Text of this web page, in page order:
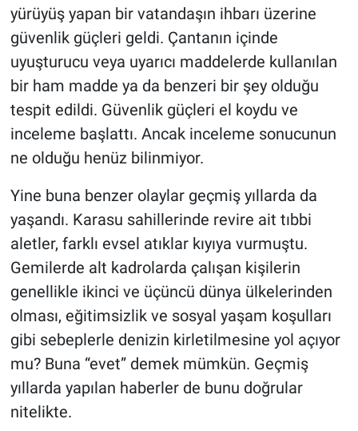
yürüyüş yapan bir vatandaşın ihbarı üzerine
güvenlik güçleri geldi. Çantanın içinde
uyuşturucu veya uyarıcı maddelerde kullanılan
bir ham madde ya da benzeri bir şey olduğu
tespit edildi. Güvenlik güçleri el koydu ve
inceleme başlattı. Ancak inceleme sonucunun
ne olduğu henüz bilinmiyor.
Yine buna benzer olaylar geçmiş yıllarda da
yaşandı. Karasu sahillerinde revire ait tıbbi
aletler, farklı evsel atıklar kıyıya vurmuştu.
Gemilerde alt kadrolarda çalışan kişilerin
genellikle ikinci ve üçüncü dünya ülkelerinden
olması, eğitimsizlik ve sosyal yaşam koşulları
gibi sebeplerle denizin kirletilmesine yol açıyor
mu? Buna “evet” demek mümkün. Geçmiş
yıllarda yapılan haberler de bunu doğrular
nitelikte.